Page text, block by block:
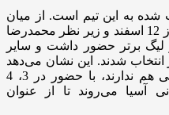
به این تیم است. از میان
نفرات دعوت شده به اردو که از روز 12 اسفند و زیر نظر محمدرضا
برتر حضور داشت و سایر
شدند. این نشان می‌دهد
که این بازیکنان که تجربه بین‌المللی هم ندارند، با حضور در 3، 4
آسیا می‌روند تا از عنوان